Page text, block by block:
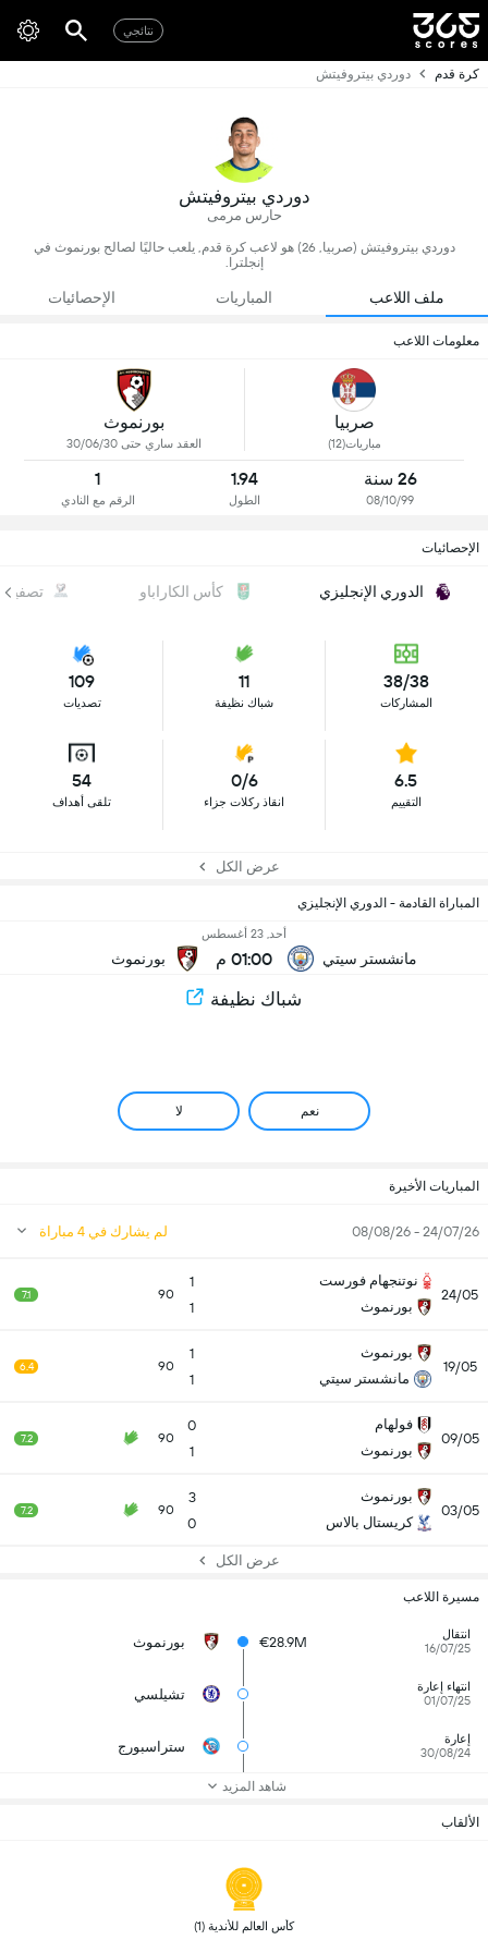
نتائجي
كرة قدم دوردي بيتروفيتش
دوردي بيتروفيتش
حارس مرمى
دوردي بيتروفيتش (صربيا, 26) هو لاعب كرة قدم, يلعب حاليًا لصالح بورنموث في
إنجلترا.
ملف اللاعب المباريات الإحصائيات
معلومات اللاعب
صربيا
مباريات(12)
بورنموث
العقد ساري حتى 30/06/30
26 سنة
08/10/99
1.94
الطول
1
الرقم مع النادي
الإحصائيات
الدوري الإنجليزي كأس الكاراباو
38/38
المشاركات
11
شباك نظيفة
109
تصديات
6.5
التقييم
0/6
انقاذ ركلات جزاء
54
تلقى أهداف
عرض الكل
المباراة القادمة - الدوري الإنجليزي
مانشستر سيتي
أحد, 23 أغسطس
01:00 م بورنموث
شباك نظيفة
نعم لا
المباريات الأخيرة
24/07/26 - 08/08/26 لم يشارك في 4 مباراة
24/05
نوتنجهام فورست
بورنموث
1
1
90
7.1
19/05
بورنموث
مانشستر سيتي
1
1
90
6.4
09/05
فولهام
بورنموث
0
1
90
7.2
03/05
بورنموث
كريستال بالاس
3
0
90
7.2
عرض الكل
مسيرة اللاعب
انتقال
16/07/25
€28.9M بورنموث
انتهاء إعارة
01/07/25
تشيلسي
إعارة
30/08/24
ستراسبورج
شاهد المزيد
الألقاب
كأس العالم للأندية (1)